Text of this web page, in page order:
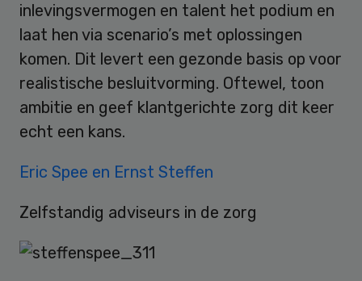
inlevingsvermogen en talent het podium en
laat hen via scenario’s met oplossingen
komen. Dit levert een gezonde basis op voor
realistische besluitvorming. Oftewel, toon
ambitie en geef klantgerichte zorg dit keer
echt een kans.
Eric Spee en Ernst Steffen
Zelfstandig adviseurs in de zorg